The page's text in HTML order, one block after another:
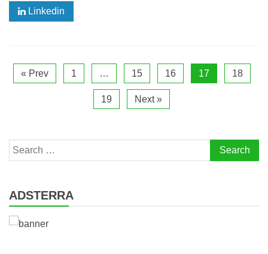
Linkedin
« Prev 1 … 15 16 17 18
19 Next »
Search
for:
ADSTERRA